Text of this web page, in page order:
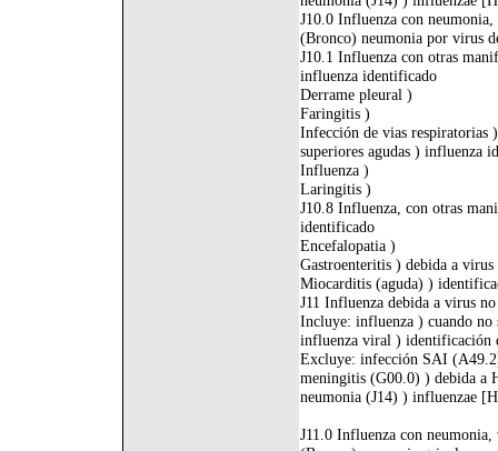
J10.0 Influenza con
(Bronco) neumonia por virus
J10.1 Influenza con otras
influenza identificado
Derrame pleural )
Faringitis )
Infección de vias respiratorias
superiores agudas ) influenza
Influenza )
Laringitis )
J10.8 Influenza, con otras
identificado
Encefalopatia )
Gastroenteritis ) debida a
Miocarditis (aguda) )
J11 Influenza debida a virus
Incluye: influenza ) cuando no
influenza viral ) identificación
Excluye: infección SAI
meningitis (G00.0) ) debida a
neumonia (J14) ) influenzae
J11.0 Influenza con